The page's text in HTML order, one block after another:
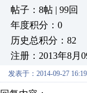
帖子：8帖 | 99回
年度积分：0
历史总积分：82
注册：2013年8月
发表于：2014-09-27